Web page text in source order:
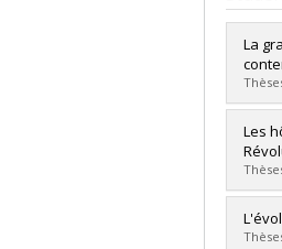
La
Lien
Les
Cycle